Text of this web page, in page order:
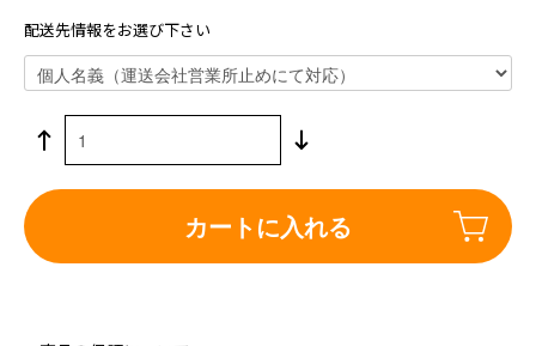
配送先情報をお選び下さい
カートに入れる